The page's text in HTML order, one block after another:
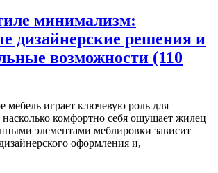
минимализм:
дизайнерские решения и
возможности (110
мебель играет ключевую роль для
насколько комфортно себя ощущает жилец
элементами меблировки зависит
оформления и,